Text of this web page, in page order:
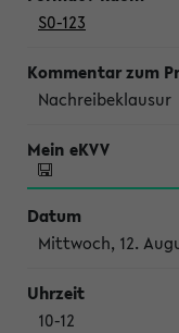
S0-123
Nachreibeklausur
Mittwoch, 12.
10-12